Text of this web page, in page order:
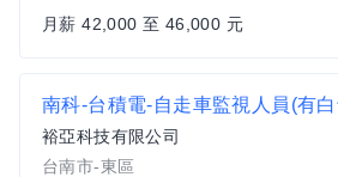
月薪 42,000 至 46,000 元
南科-台積電-自走車監視人員(有
裕亞科技有限公司
台南市-東區